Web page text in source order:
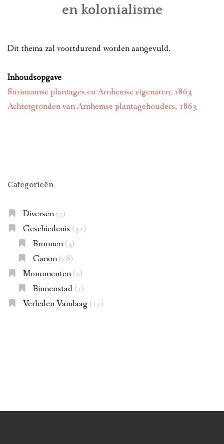
GESCHIEDENIS
ACTIVITEITEN
OVER ONS
en kolonialisme
Dit thema zal voortdurend worden aangevuld.
Inhoudsopgave
Surinaamse plantages en Arnhemse eigenaren, 1863
Achtergronden van Arnhemse plantagehouders, 1863
Categorieën
Diversen(7)
Geschiedenis (41)
Bronnen(3)
Canon(28)
Monumenten(2)
Binnenstad(1)
Verleden Vandaag (12)